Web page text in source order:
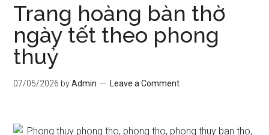
Trang hoàng bàn thờ
ngày tết theo phong
thuỷ
07/05/2026 byAdmin Leave a Comment